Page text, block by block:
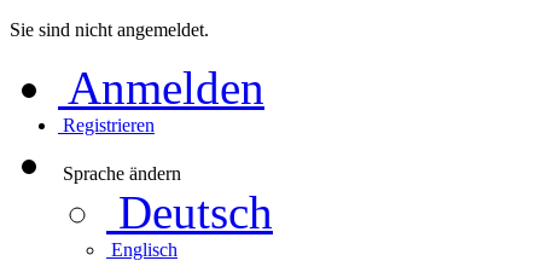
Sie sind nicht angemeldet.
Anmelden
Registrieren
Sprache ändern
Deutsch
Englisch